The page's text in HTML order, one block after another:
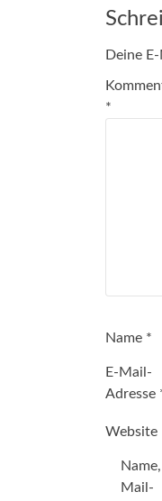
Deine
*
Name *
E-Mail-
Adresse
Website
Mail-